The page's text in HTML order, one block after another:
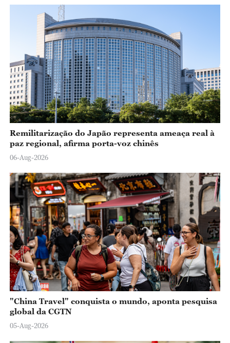
Remilitarização do Japão representa ameaça real à
paz regional, afirma porta-voz chinês
06-Aug-2026
"China Travel" conquista o mundo, aponta pesquisa
global da CGTN
05-Aug-2026